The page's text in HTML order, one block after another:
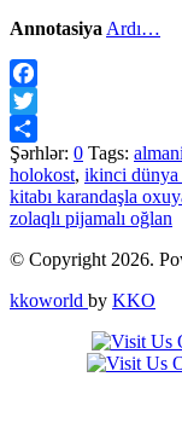
Annotasiya Ardı…
Facebook
Twitter
Share
Şərhlər: 0 Tags:
holokost, ikinci dünya
kitabı karandaşla
zolaqlı pijamalı oğlan
© Copyright 2026.
kkoworld by KKO